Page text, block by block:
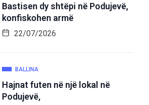
Bastisen dy shtëpi në Podujevë,
konfiskohen armë
22/07/2026
BALLINA
Hajnat futen në një lokal në
Podujevë,